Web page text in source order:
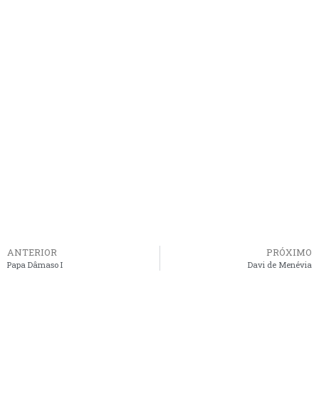
ANTERIOR
Papa Dâmaso I
PRÓXIMO
Davi de Menévia